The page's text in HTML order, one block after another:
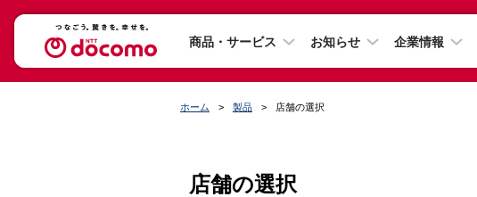
商品・サービス お知らせ 企業情報
ホーム 製品 店舗の選択
店舗の選択